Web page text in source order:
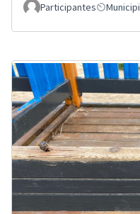
Participantes
Municipi